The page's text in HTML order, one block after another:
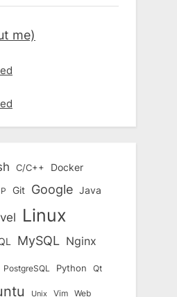
me)
C/C++ Docker
Git Google Java
Linux
MySQL Nginx
PostgreSQL Python Qt
Unix Vim Web